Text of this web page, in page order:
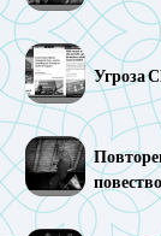
Угроза